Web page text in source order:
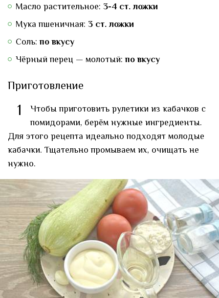
Масло растительное: 3-4 ст. ложки
Мука пшеничная: 3 ст. ложки
Соль:по вкусу
Чёрный перец — молотый:по вкусу
Приготовление
1
Чтобы приготовить рулетики из кабачков с
помидорами, берём нужные ингредиенты.
Для этого рецепта идеально подходят молодые
кабачки. Тщательно промываем их, очищать не
нужно.